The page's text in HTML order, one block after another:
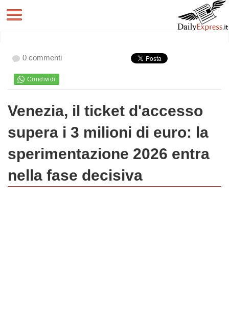
0 commenti
Venezia, il ticket d'accesso
supera i 3 milioni di euro: la
sperimentazione 2026 entra
nella fase decisiva